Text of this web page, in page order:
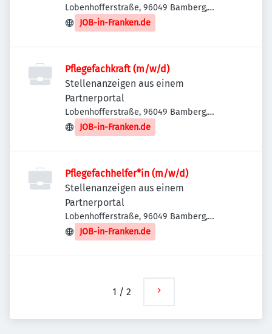
Lobenhofferstraße, 96049 Bamberg,
Deutschland
JOB-in-Franken.de
Pflegefachkraft (m/w/d)
Stellenanzeigen aus einem
Partnerportal
Lobenhofferstraße, 96049 Bamberg,
Deutschland
JOB-in-Franken.de
Pflegefachhelfer*in (m/w/d)
Stellenanzeigen aus einem
Partnerportal
Lobenhofferstraße, 96049 Bamberg,
Deutschland
JOB-in-Franken.de
1 / 2